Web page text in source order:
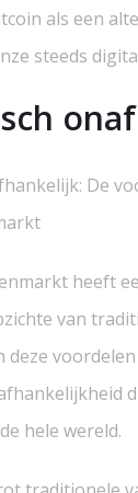
als een
steeds
De
heeft
van
deze
hele wereld.